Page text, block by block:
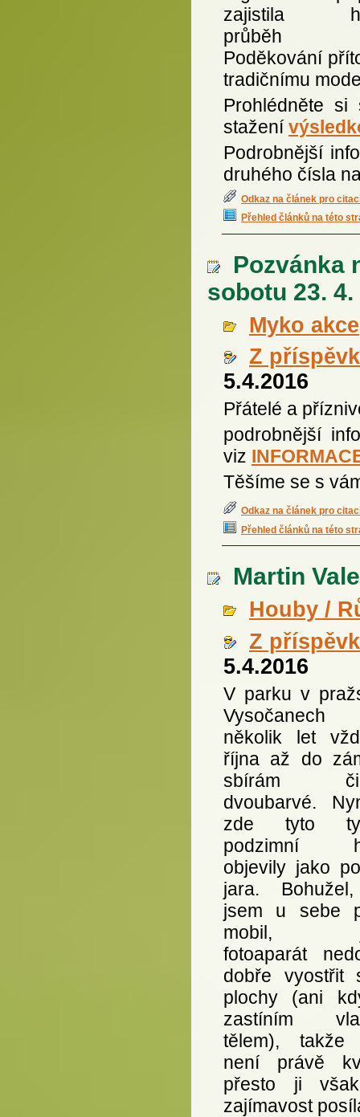
zajistila
průběh
Poděkování
tradičnímu
Prohlédněte
stažení
Podrobnější
druhého čísla
Odkaz na článek pro
Přehled článků na této
Pozvánka
sobotu 23. 4.
Myko akce
Z
5.4.2016
Přátelé a
podrobnější
viz
Těšíme se s
Odkaz na článek pro
Přehled článků na této
Martin
Houby /
Z
5.4.2016
V parku v
několik let
října až do
sbírám
dvoubarvé.
zde tyto
podzimní
objevily jako
jara.
jsem u sebe
mobil,
fotoaparát
dobře vyostřit
plochy (ani
zastíním
tělem), takže
není právě
přesto ji
zajímavost